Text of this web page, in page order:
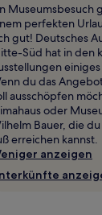
Museumsbesuch
perfekten
gut! Deutsches
Süd hat in den
du das
ausschöpfen
oder
Bauer, die
erreichen kannst.
anzeigen